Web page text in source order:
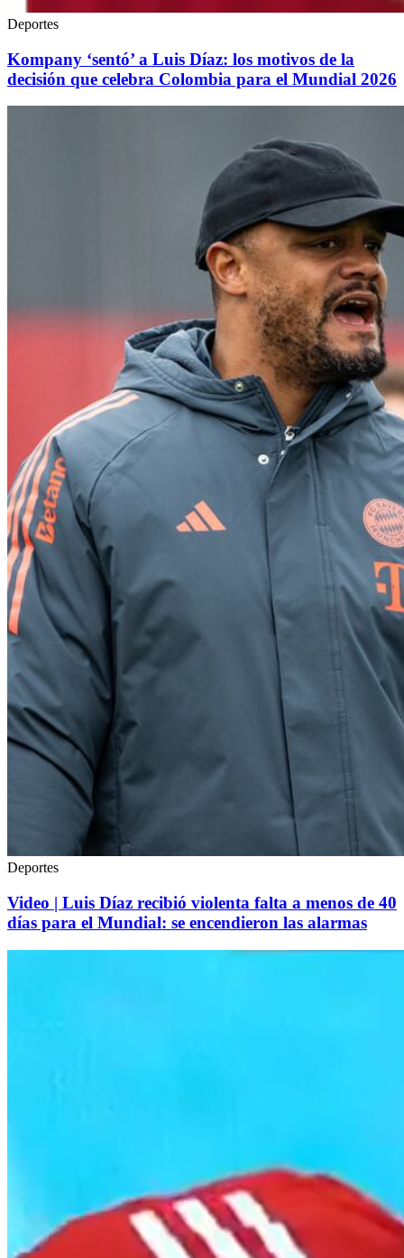
Deportes
Kompany ‘sentó’ a Luis Díaz: los motivos de la
decisión que celebra Colombia para el Mundial 2026
Deportes
Video | Luis Díaz recibió violenta falta a menos de 40
días para el Mundial: se encendieron las alarmas